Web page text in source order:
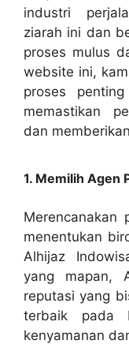
industri
ziarah ini dan
proses mulus
website ini,
proses
memastikan
dan
1. Memilih Agen
Merencanakan
menentukan
Alhijaz
yang mapan,
reputasi yang
terbaik pada
kenyamanan